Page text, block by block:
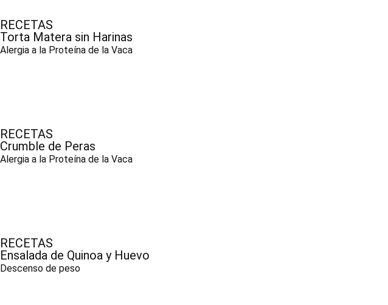
RECETAS
Torta Matera sin Harinas
Alergia a la Proteína de la Vaca
RECETAS
Crumble de Peras
Alergia a la Proteína de la Vaca
RECETAS
Ensalada de Quinoa y Huevo
Descenso de peso